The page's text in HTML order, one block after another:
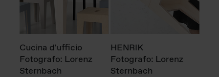
Cucina d'ufficio
Fotografo: Lorenz
Sternbach
HENRIK
Fotografo: Lorenz
Sternbach